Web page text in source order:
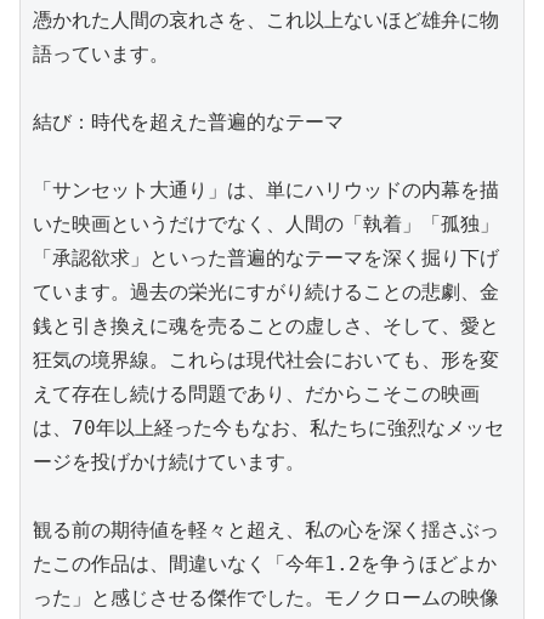
憑かれた人間の哀れさを、これ以上ないほど雄弁に物
語っています。
結び：時代を超えた普遍的なテーマ
「サンセット大通り」は、単にハリウッドの内幕を描
いた映画というだけでなく、人間の「執着」「孤独」
「承認欲求」といった普遍的なテーマを深く掘り下げ
ています。過去の栄光にすがり続けることの悲劇、金
銭と引き換えに魂を売ることの虚しさ、そして、愛と
狂気の境界線。これらは現代社会においても、形を変
えて存在し続ける問題であり、だからこそこの映画
は、70年以上経った今もなお、私たちに強烈なメッセ
ージを投げかけ続けています。
観る前の期待値を軽々と超え、私の心を深く揺さぶっ
たこの作品は、間違いなく「今年1.2を争うほどよか
った」と感じさせる傑作でした。モノクロームの映像